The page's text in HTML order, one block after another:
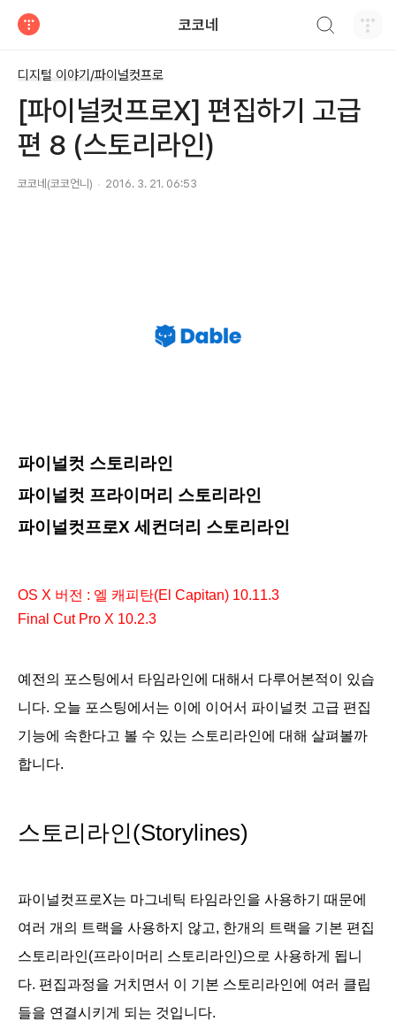
코코네
디지털 이야기/파이널컷프로
[파이널컷프로X] 편집하기 고급
편 8 (스토리라인)
코코네(코코언니) 2016. 3. 21. 06:53
파이널컷 스토리라인
파이널컷 프라이머리 스토리라인
파이널컷프로X 세컨더리 스토리라인
OS X 버전 : 엘 캐피탄(El Capitan) 10.11.3
Final Cut Pro X 10.2.3
예전의 포스팅에서 타임라인에 대해서 다루어본적이 있습
니다. 오늘 포스팅에서는 이에 이어서 파이널컷 고급 편집
기능에 속한다고 볼 수 있는 스토리 라인에 대해 살펴볼까
합니다.
스토리라인(Storylines)
파이널컷프로X는 마그네틱 타임라인을 사용하기 때문에
여러 개의 트랙을 사용하지 않고, 한개의 트랙을 기본 편집
스토리라인(프라이머리 스토리라인)으로 사용하게 됩니
다. 편집과정을 거치면서 이 기본 스토리라인에 여러 클립
들을 연결시키게 되는 것입니다.